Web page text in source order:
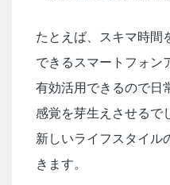
たとえば、スキマ時間
できるスマートフォン
有効活用できるので日
感覚を芽生えさせるで
新しいライフスタイル
きます。